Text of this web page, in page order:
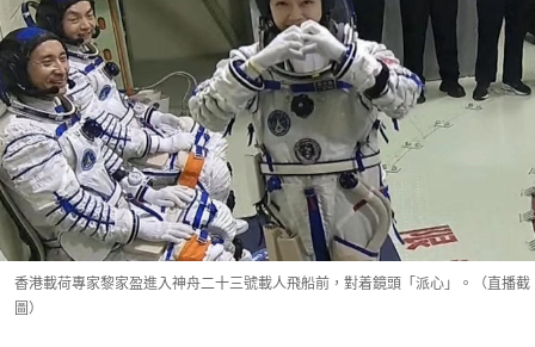
香港載荷專家黎家盈進入神舟二十三號載人飛船前，對着鏡頭「派心」。（直播截
圖）